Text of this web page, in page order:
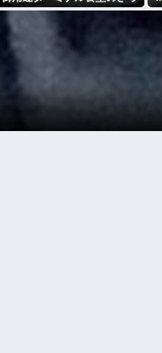
かけないオムライスｗｗｗｗ
ｗｗｗｗｗｗ